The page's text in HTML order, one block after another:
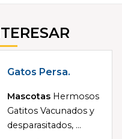
Gatos Persa.
Mascotas Hermosos
Gatitos Vacunados y
desparasitados, ...